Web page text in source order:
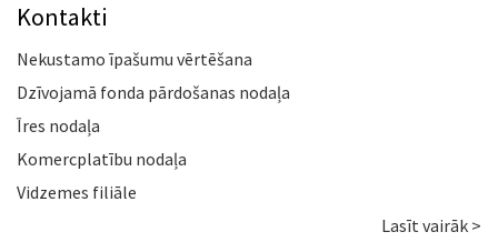
Kontakti
Nekustamo īpašumu vērtēšana
Dzīvojamā fonda pārdošanas nodaļa
Īres nodaļa
Komercplatību nodaļa
Vidzemes filiāle
Lasīt vairāk >